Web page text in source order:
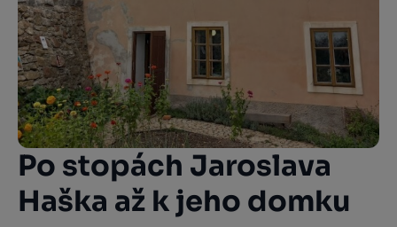
Po stopách Jaroslava
Haška až k jeho domku